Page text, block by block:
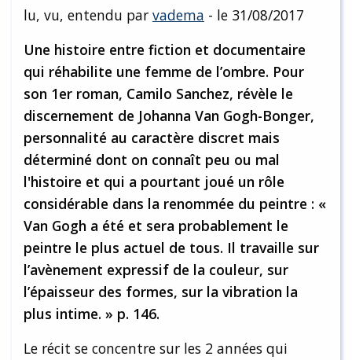
lu, vu, entendu par vadema - le 31/08/2017
Une histoire entre fiction et documentaire
qui réhabilite une femme de l’ombre. Pour
son 1er roman, Camilo Sanchez, révèle le
discernement de Johanna Van Gogh-Bonger,
personnalité au caractère discret mais
déterminé dont on connaît peu ou mal
l'histoire et qui a pourtant joué un rôle
considérable dans la renommée du peintre : «
Van Gogh a été et sera probablement le
peintre le plus actuel de tous. Il travaille sur
l’avènement expressif de la couleur, sur
l’épaisseur des formes, sur la vibration la
plus intime. » p. 146.
Le récit se concentre sur les 2 années qui